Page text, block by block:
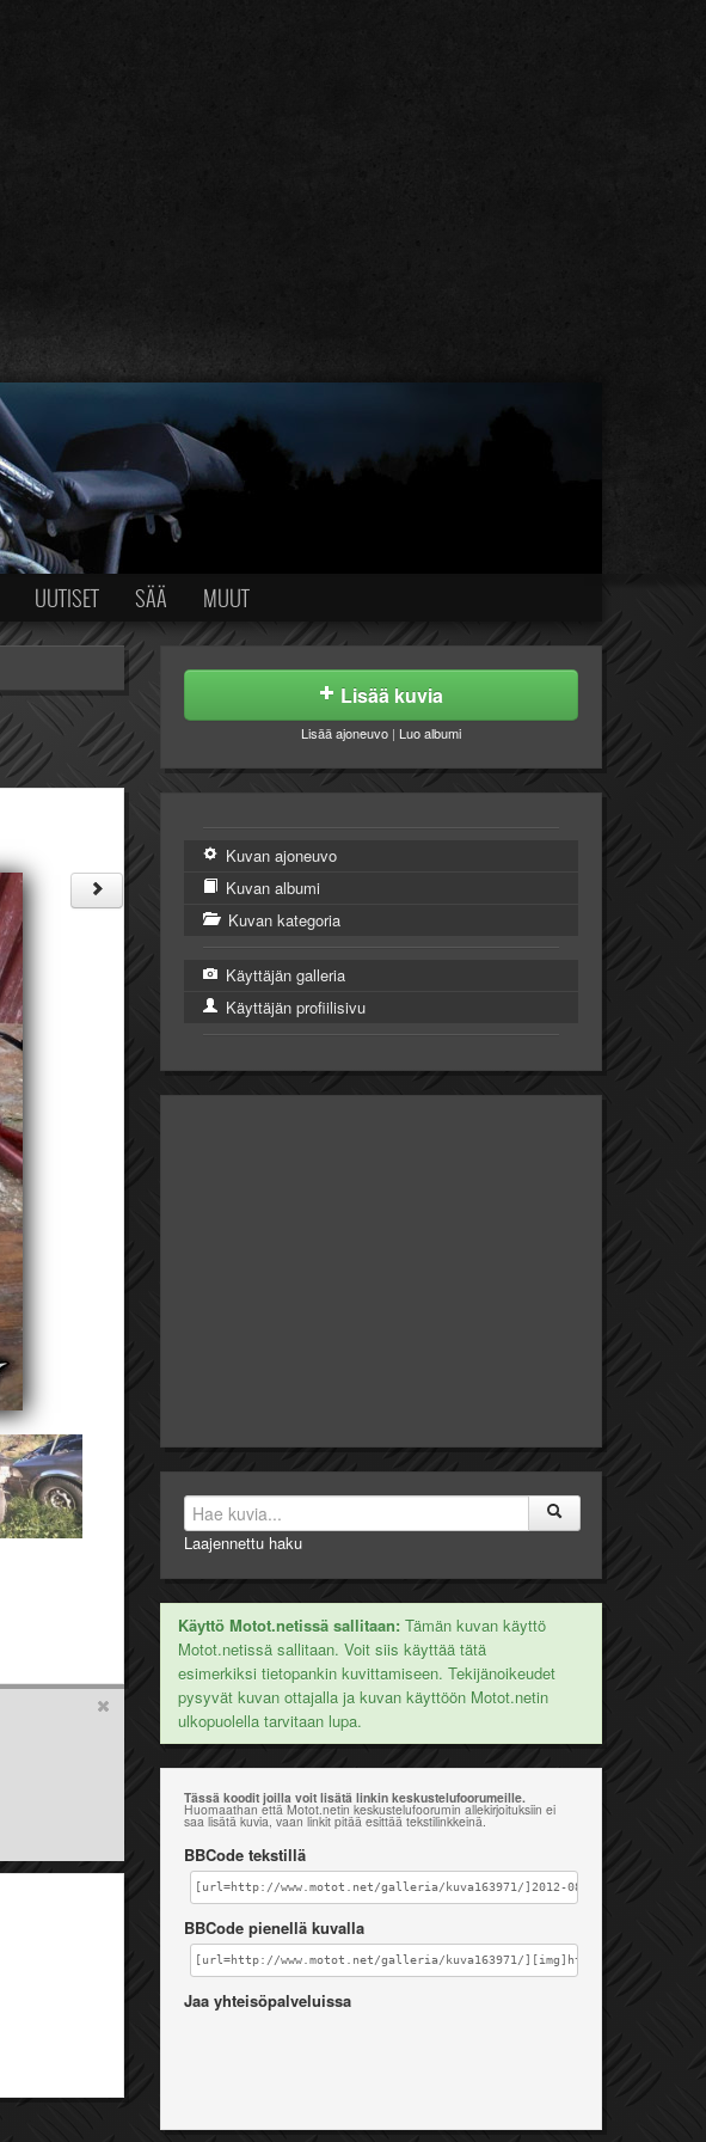
UUTISET SÄÄ MUUT
Lisää kuvia
Lisää ajoneuvo | Luo albumi
Kuvan ajoneuvo
Kuvan albumi
Kuvan kategoria
Käyttäjän galleria
Käyttäjän profiilisivu
Laajennettu haku
Käyttö Motot.netissä sallitaan: Tämän kuvan käyttö
Motot.netissä sallitaan. Voit siis käyttää tätä
esimerkiksi tietopankin kuvittamiseen. Tekijänoikeudet
pysyvät kuvan ottajalla ja kuvan käyttöön Motot.netin
ulkopuolella tarvitaan lupa.
Tässä koodit joilla voit lisätä linkin keskustelufoorumeille.
Huomaathan että Motot.netin keskustelufoorumin allekirjoituksiin ei
saa lisätä kuvia, vaan linkit pitää esittää tekstilinkkeinä.
BBCode tekstillä
[url=http://www.motot.net/galleria/kuva163971/]2012-08-29150718[/url]
BBCode pienellä kuvalla
[url=http://www.motot.net/galleria/kuva163971/][img]http://
Jaa yhteisöpalveluissa